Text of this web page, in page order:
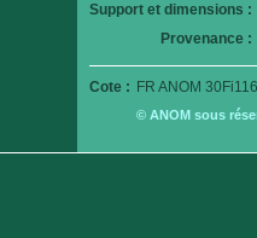
Support et dimensions :
Provenance :
Cote : FR ANOM
© ANOM sous